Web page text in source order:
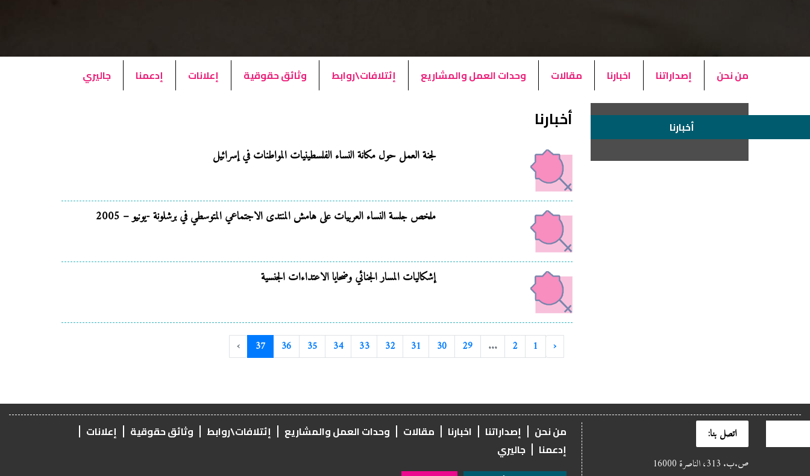
من نحن إصداراتنا اخبارنا مقالات وحدات العمل والمشاريع إئتلافات\روابط وثائق حقوقية إعلانات إدعمنا جاليري
أخبارنا أخبارنا
لجنة العمل حول مكانة النساء الفلسطينيات المواطنات في إسرائيل
ملخص جلسة النساء العربيات على هامش المنتدى الاجتماعي المتوسطي في برشلونة -يونيو – 2005
إشكاليات المسار الجنائي وضحايا الاعتداءات الجنسية
‹
1
2
...
29
30
31
32
33
34
35
36
37
›
اتصل بنا:
ص.ب. 313، الناصرة 16000
من نحن إصداراتنا اخبارنا مقالات وحدات العمل والمشاريع إئتلافات\روابط وثائق حقوقية
إعلانات
إدعمنا
جاليري